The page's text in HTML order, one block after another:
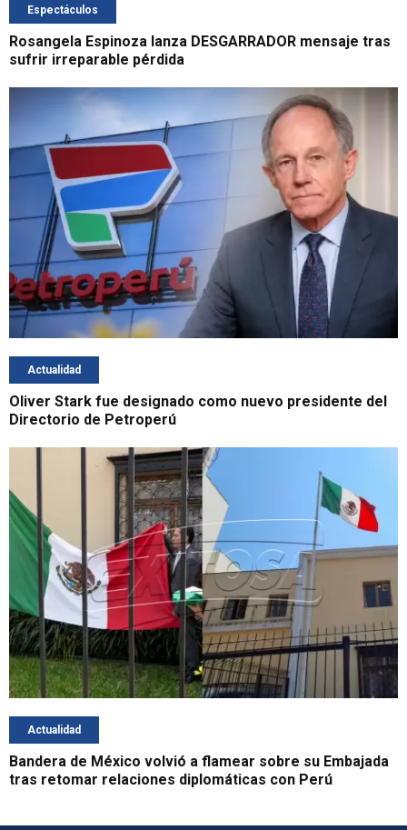
Espectáculos
Rosangela Espinoza lanza DESGARRADOR mensaje tras
sufrir irreparable pérdida
Actualidad
Oliver Stark fue designado como nuevo presidente del
Directorio de Petroperú
Actualidad
Bandera de México volvió a flamear sobre su Embajada
tras retomar relaciones diplomáticas con Perú